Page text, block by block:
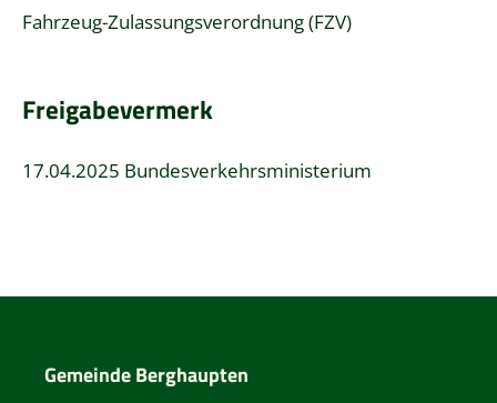
Fahrzeug-Zulassungsverordnung (FZV)
Freigabevermerk
17.04.2025 Bundesverkehrsministerium
Gemeinde Berghaupten